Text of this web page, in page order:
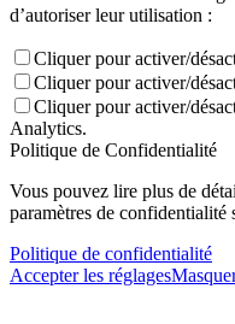
d’autoriser leur utilisation :
Cliquer pour activer/
Cliquer pour activer/
Cliquer pour activer/
Analytics.
Politique de Confidentialité
Vous pouvez lire plus de
paramètres de confidentialité
Politique de confidentialité
Accepter les réglages